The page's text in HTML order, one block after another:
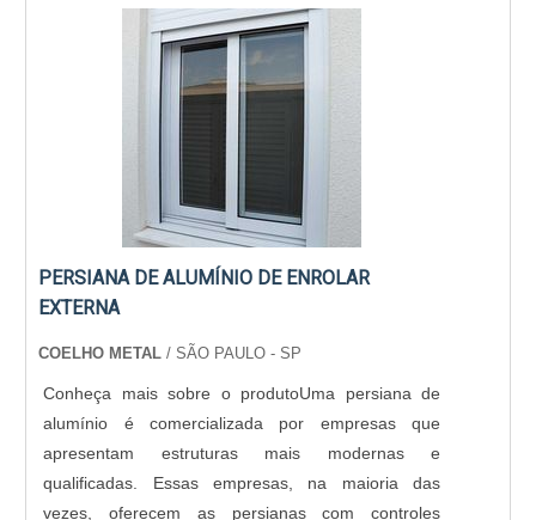
PERSIANA DE ALUMÍNIO DE ENROLAR
EXTERNA
COELHO METAL/ SÃO PAULO - SP
Conheça mais sobre o produtoUma persiana de
alumínio é comercializada por empresas que
apresentam estruturas mais modernas e
qualificadas. Essas empresas, na maioria das
vezes, oferecem as persianas com controles